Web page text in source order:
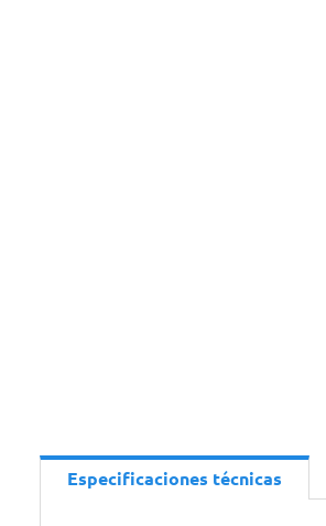
Especificaciones técnicas